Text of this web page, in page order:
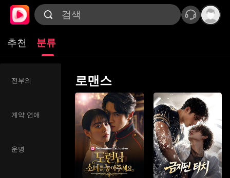
추천 분류
전부의
계약 연애
운명
로맨스